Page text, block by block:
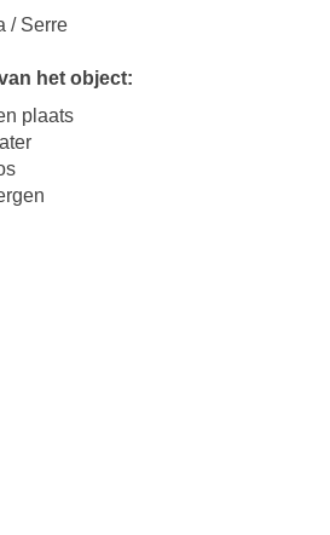
/ Serre
het object:
plaats